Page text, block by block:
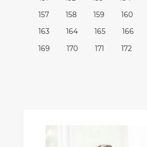
157
158 159 160
163
164 165 166
169
170 171 172